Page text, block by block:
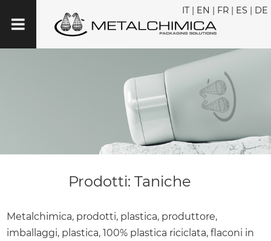
IT| EN | FR | ES | DE
Prodotti: Taniche
Metalchimica, prodotti, plastica, produttore,
imballaggi, plastica, 100% plastica riciclata, flaconi in